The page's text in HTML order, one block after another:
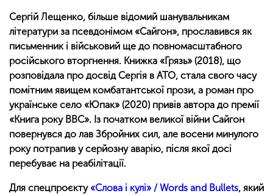
Сергій Лещенко, більше відомий шанувальникам
літератури за псевдонімом «Сайгон», прославився як
письменник і військовий ще до повномасштабного
російського вторгнення. Книжка «Грязь» (2018), що
розповідала про досвід Сергія в АТО, стала свого часу
помітним явищем комбатантської прози, а роман про
українське село «Юпак» (2020) привів автора до премії
«Книга року BBC». Із початком великої війни Сайгон
повернувся до лав Збройних сил, але восени минулого
року потрапив у серйозну аварію, після якої досі
перебуває на реабілітації.
Для спецпроєкту «Слова і кулі» / Words and Bullets, який